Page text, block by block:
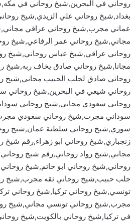
روحاني في البحرين,شيخ روحاني في
بغداد,شيخ روحاني علي الزيدي,شيخ
عماني مجرب,شيخ روحاني عراقي
مجاني,شيخ روحاني عمر الرفاعي,شيخ
روحاني عراقي,شيخ عباس روحاني,شيخ
مجانا,شيخ روحاني صادق يخاف
روحاني صادق لجلب الحبيب مجاني,شيخ
روحاني شيعي في البحرين,شيخ روحاني
روحاني سعودي مجاني,شيخ روحاني
سوداني مجرب,شيخ روحاني سعودي
سوري,شيخ روحاني سلطنة عمان,شيخ
زنجباري,شيخ روحاني ابو زهراء,رقم شيخ
مجاني,شيخ رواد روحاني,رقم شيخ
روحاني,شيخ روحاني ابو حاتم,شيخ
جلب حبيب,شيخ روحاني ثقه مجرب,شيخ
تونسي,شيخ روحاني تركيا,شيخ روحاني
مجرب,شيخ روحاني تونسي مجاني,شيخ
في تركيا,شيخ روحاني بالكويت,شيخ